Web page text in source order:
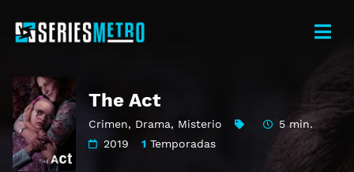
The Act
Crimen, Drama, Misterio
5 min.
2019
1 Temporadas